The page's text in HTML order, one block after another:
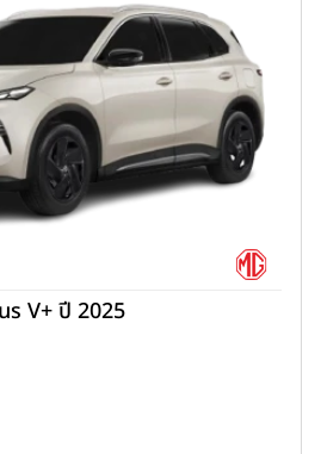
kWh ให้กำลังสูงสุด 315 กิโลวัตต์ ทำ
วินาที ระยะทางที่วิ่งได้ไกลสุด (NEDC)
kWh ใช้แบตเตอรี่ต่างออกไปเป็น
วิ่งได้ไกลสุด (NEDC) 455 กม. ทั้ง 2 รุ่น
วามเร็วสูงสุดไว้เท่ากันที่ 190 กม./ชม.
V+ ปี 2025